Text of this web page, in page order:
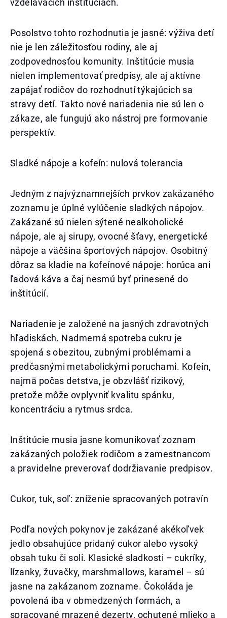
vzdelávacích inštitúciách.
Posolstvo tohto rozhodnutia je jasné: výživa detí
nie je len záležitosťou rodiny, ale aj
zodpovednosťou komunity. Inštitúcie musia
nielen implementovať predpisy, ale aj aktívne
zapájať rodičov do rozhodnutí týkajúcich sa
stravy detí. Takto nové nariadenia nie sú len o
zákaze, ale fungujú ako nástroj pre formovanie
perspektív.
Sladké nápoje a kofeín: nulová tolerancia
Jedným z najvýznamnejších prvkov zakázaného
zoznamu je úplné vylúčenie sladkých nápojov.
Zakázané sú nielen sýtené nealkoholické
nápoje, ale aj sirupy, ovocné šťavy, energetické
nápoje a väčšina športových nápojov. Osobitný
dôraz sa kladie na kofeínové nápoje: horúca ani
ľadová káva a čaj nesmú byť prinesené do
inštitúcií.
Nariadenie je založené na jasných zdravotných
hľadiskách. Nadmerná spotreba cukru je
spojená s obezitou, zubnými problémami a
predčasnými metabolickými poruchami. Kofeín,
najmä počas detstva, je obzvlášť rizikový,
pretože môže ovplyvniť kvalitu spánku,
koncentráciu a rytmus srdca.
Inštitúcie musia jasne komunikovať zoznam
zakázaných položiek rodičom a zamestnancom
a pravidelne preverovať dodržiavanie predpisov.
Cukor, tuk, soľ: zníženie spracovaných potravín
Podľa nových pokynov je zakázané akékoľvek
jedlo obsahujúce pridaný cukor alebo vysoký
obsah tuku či soli. Klasické sladkosti – cukríky,
lízanky, žuvačky, marshmallows, karamel – sú
jasne na zakázanom zozname. Čokoláda je
povolená iba v obmedzených formách, a
spracované mrazené dezerty, ochutené mlieko a